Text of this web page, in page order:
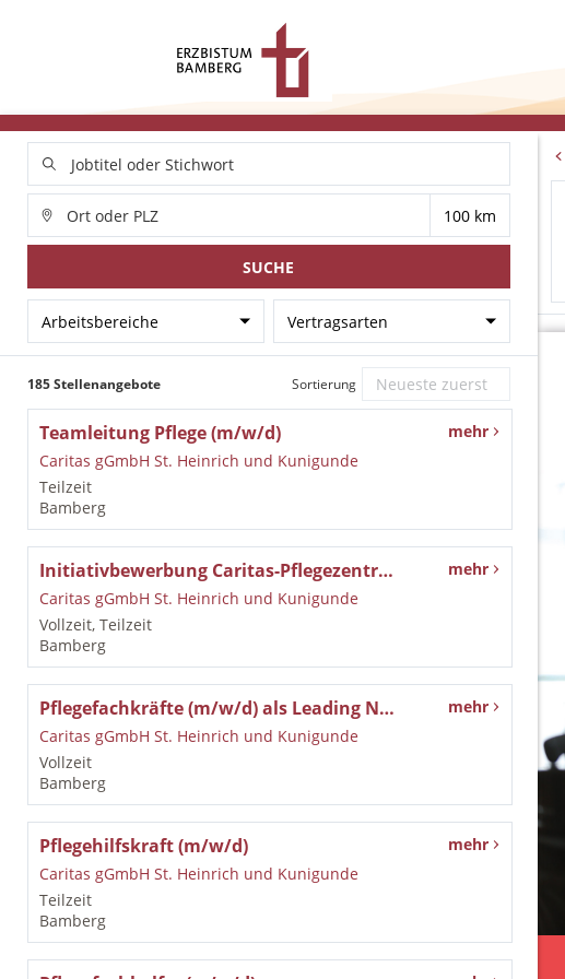
SUCHE
Arbeitsbereiche Vertragsarten
185 Stellenangebote Sortierung
Teamleitung Pflege (m/w/d)
Caritas gGmbH St. Heinrich und Kunigunde
Teilzeit
Bamberg
mehr
Initiativbewerbung Caritas-Pflegezentrum St. Walburga in Bamberg
Caritas gGmbH St. Heinrich und Kunigunde
Vollzeit, Teilzeit
Bamberg
mehr
Pflegefachkräfte (m/w/d) als Leading Nurse
Caritas gGmbH St. Heinrich und Kunigunde
Vollzeit
Bamberg
mehr
Pflegehilfskraft (m/w/d)
Caritas gGmbH St. Heinrich und Kunigunde
Teilzeit
Bamberg
mehr